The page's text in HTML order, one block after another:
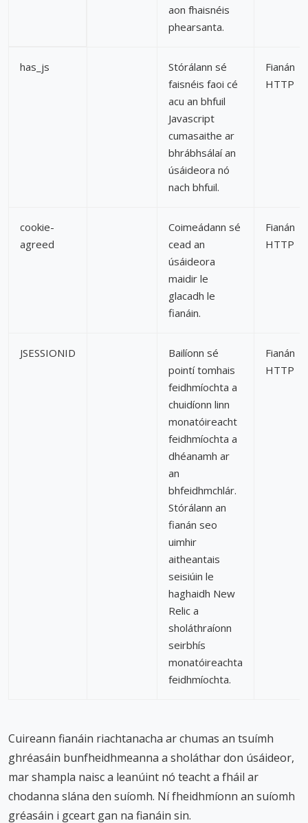
aon fhaisnéis
phearsanta.
has_js
Stórálann sé
faisnéis faoi cé
acu an bhfuil
Javascript
cumasaithe ar
bhrábhsálaí an
úsáideora nó
nach bhfuil.
Fianán
HTTP
cookie-
agreed
Coimeádann sé
cead an
úsáideora
maidir le
glacadh le
fianáin.
Fianán
HTTP
JSESSIONID
Bailíonn sé
pointí tomhais
feidhmíochta a
chuidíonn linn
monatóireacht
feidhmíochta a
dhéanamh ar
an
bhfeidhmchlár.
Stórálann an
fianán seo
uimhir
aitheantais
seisiúin le
haghaidh New
Relic a
sholáthraíonn
seirbhís
monatóireachta
feidhmíochta.
Fianán
HTTP
Cuireann fianáin riachtanacha ar chumas an tsuímh
ghréasáin bunfheidhmeanna a sholáthar don úsáideor,
mar shampla naisc a leanúint nó teacht a fháil ar
chodanna slána den suíomh. Ní fheidhmíonn an suíomh
gréasáin i gceart gan na fianáin sin.